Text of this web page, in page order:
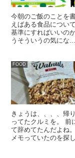
今朝のご飯のことを
えばある食品につい
基準にすればいいの
うそういうの気にな...
FOOD
きょうは、、、、帰
ってたクルミを。 前
て辞めてたんだよね
メモっていたのを探